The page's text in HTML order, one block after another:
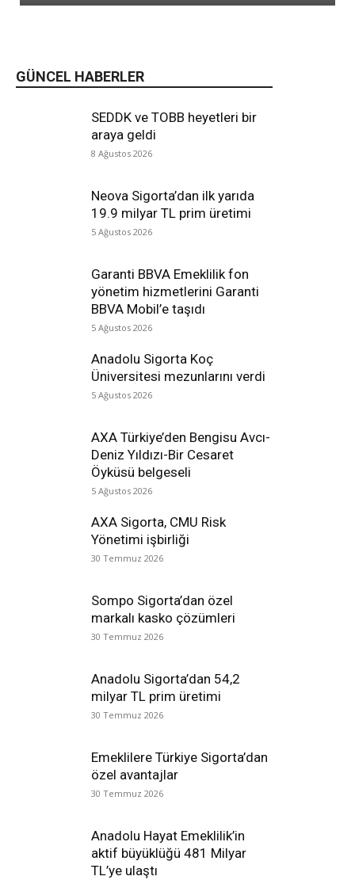
GÜNCEL HABERLER
SEDDK ve TOBB heyetleri bir
araya geldi
8 Ağustos 2026
Neova Sigorta’dan ilk yarıda
19.9 milyar TL prim üretimi
5 Ağustos 2026
Garanti BBVA Emeklilik fon
yönetim hizmetlerini Garanti
BBVA Mobil’e taşıdı
5 Ağustos 2026
Anadolu Sigorta Koç
Üniversitesi mezunlarını verdi
5 Ağustos 2026
AXA Türkiye’den Bengisu Avcı-
Deniz Yıldızı-Bir Cesaret
Öyküsü belgeseli
5 Ağustos 2026
AXA Sigorta, CMU Risk
Yönetimi işbirliği
30 Temmuz 2026
Sompo Sigorta’dan özel
markalı kasko çözümleri
30 Temmuz 2026
Anadolu Sigorta’dan 54,2
milyar TL prim üretimi
30 Temmuz 2026
Emeklilere Türkiye Sigorta’dan
özel avantajlar
30 Temmuz 2026
Anadolu Hayat Emeklilik’in
aktif büyüklüğü 481 Milyar
TL’ye ulaştı